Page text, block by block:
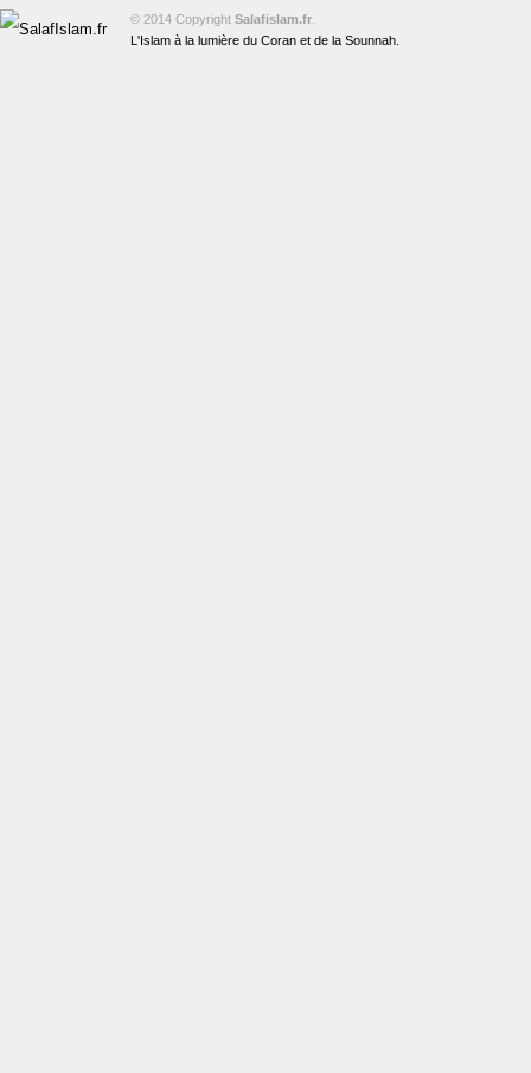
© 2014 Copyright Salafislam.fr
L'Islam à la lumière du Coran et de la Sounnah.